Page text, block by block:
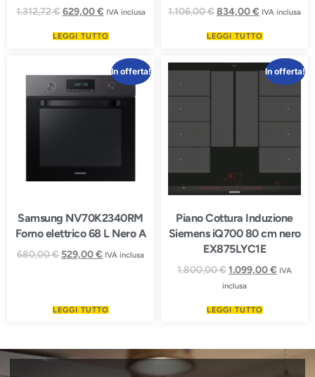
1.312,72€ 629,00€ IVA inclusa
LEGGI TUTTO
1.106,00€834,00€ IVA inclusa
LEGGI TUTTO
In offerta!
Samsung NV70K2340RM
Forno elettrico 68 L Nero A
680,00€ 529,00€ IVA inclusa
LEGGI TUTTO
In offerta!
Piano Cottura Induzione
Siemens iQ700 80 cm nero
EX875LYC1E
1.800,00€1.099,00€ IVA
inclusa
LEGGI TUTTO